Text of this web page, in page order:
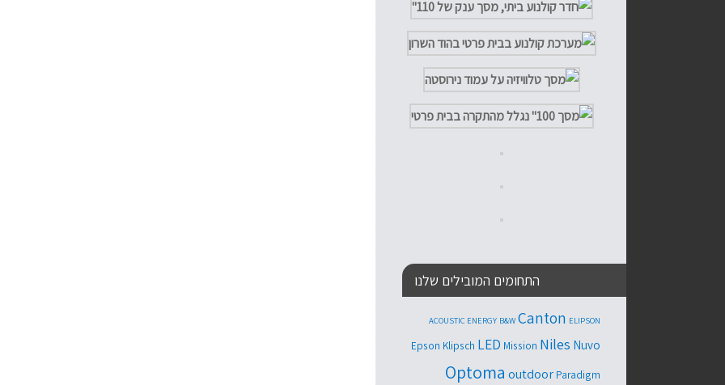
התחומים המובילים שלנו
ACOUSTIC ENERGY B&W Canton ELIPSON
Epson Klipsch LED Mission Niles Nuvo
Optoma outdoor Paradigm